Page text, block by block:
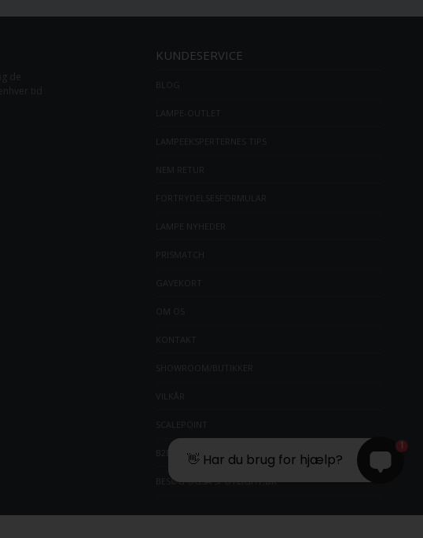
KUNDESERVICE
B2BLOGIN
BESØG OGSÅ SPOTLIGHT.DK
👋 Har du brug for hjælp?
1